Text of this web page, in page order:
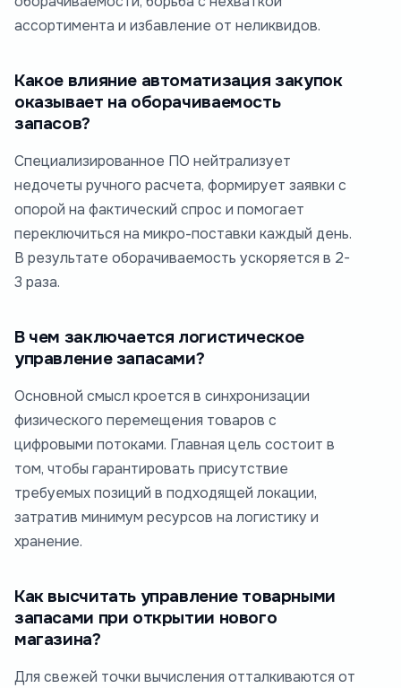
ассортимента и избавление от неликвидов.
Какое влияние автоматизация закупок
оказывает на оборачиваемость
запасов?
Специализированное ПО нейтрализует
недочеты ручного расчета, формирует заявки с
опорой на фактический спрос и помогает
переключиться на микро-поставки каждый день.
В результате оборачиваемость ускоряется в 2-
3 раза.
В чем заключается логистическое
управление запасами?
Основной смысл кроется в синхронизации
физического перемещения товаров с
цифровыми потоками. Главная цель состоит в
том, чтобы гарантировать присутствие
требуемых позиций в подходящей локации,
затратив минимум ресурсов на логистику и
хранение.
Как высчитать управление товарными
запасами при открытии нового
магазина?
Для свежей точки вычисления отталкиваются от